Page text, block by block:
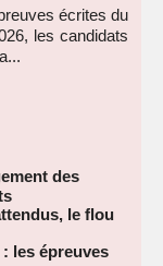
écrites du
les candidats
des
le flou
les épreuves